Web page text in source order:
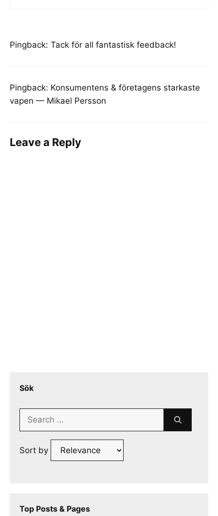
Pingback: Tack för all fantastisk feedback!
Pingback: Konsumentens & företagens starkaste
vapen — Mikael Persson
Leave a Reply
Sök
Search
Sort by
Top Posts & Pages